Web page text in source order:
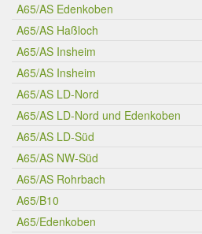
A65/AS Edenkoben
A65/AS Haßloch
A65/AS Insheim
A65/AS Insheim
A65/AS LD-Nord
A65/AS LD-Nord und Edenkoben
A65/AS LD-Süd
A65/AS NW-Süd
A65/AS Rohrbach
A65/B10
A65/Edenkoben